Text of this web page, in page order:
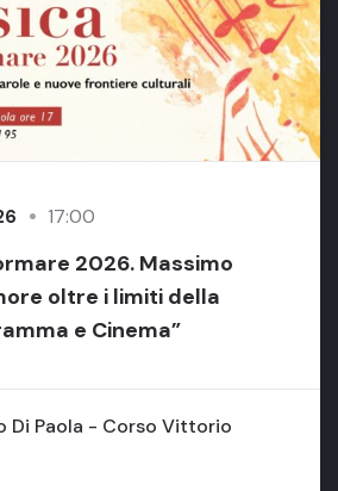
17:00
2026. Massimo
oltre i limiti della
e Cinema”
Di Paola - Corso Vittorio